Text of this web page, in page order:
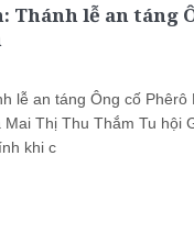
Thánh lễ an táng
lễ an táng Ông cố Phêrô
Thị Thu Thắm Tu hội
khi c